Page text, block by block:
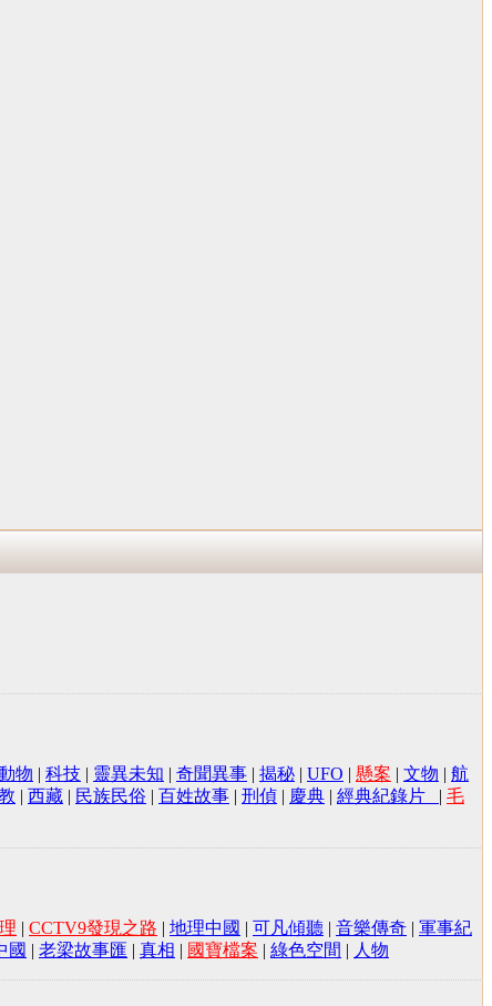
物 | 科技 | 靈異未知 | 奇聞異事 | 揭秘 | UFO | 懸案 | 文物 | 航
| 西藏 | 民族民俗 | 百姓故事 | 刑偵 | 慶典 | 經典紀錄片 | 毛
| CCTV9發現之路 | 地理中國 | 可凡傾聽 | 音樂傳奇 | 軍事紀
國 | 老梁故事匯 | 真相 | 國寶檔案 | 綠色空間 | 人物